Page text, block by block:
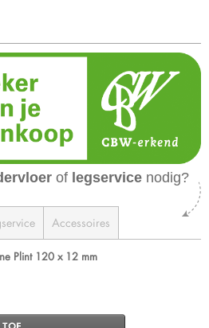
of legservice nodig?
Accessoires
Plint 120 x 12 mm